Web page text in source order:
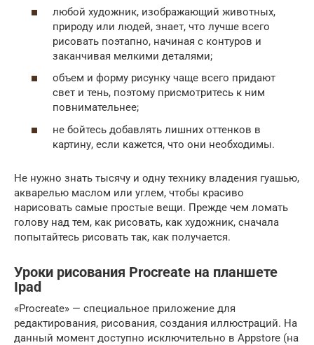
любой художник, изображающий животных,
природу или людей, знает, что лучше всего
рисовать поэтапно, начиная с контуров и
заканчивая мелкими деталями;
объем и форму рисунку чаще всего придают
свет и тень, поэтому присмотритесь к ним
повнимательнее;
не бойтесь добавлять лишних оттенков в
картину, если кажется, что они необходимы.
Не нужно знать тысячу и одну технику владения гуашью,
акварелью маслом или углем, чтобы красиво
нарисовать самые простые вещи. Прежде чем ломать
голову над тем, как рисовать, как художник, сначала
попытайтесь рисовать так, как получается.
Уроки рисования Procreate на планшете
Ipad
«Procreate» — специальное приложение для
редактирования, рисования, создания иллюстраций. На
данный момент доступно исключительно в Appstore (на